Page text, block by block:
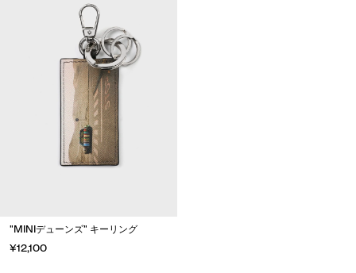
"MINIデューンズ" キーリング
¥12,100